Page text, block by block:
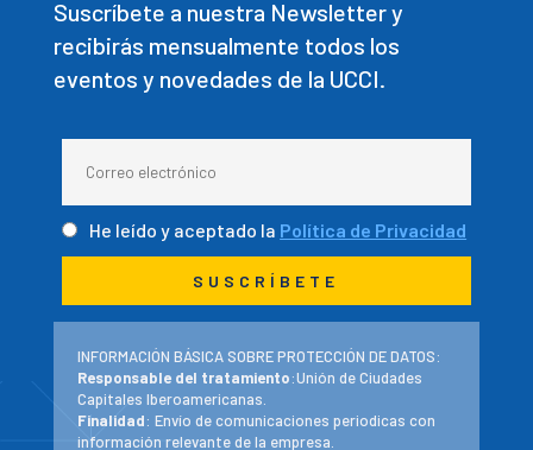
Suscríbete a nuestra Newsletter y
recibirás mensualmente todos los
eventos y novedades de la UCCI.
He leído y aceptado la Política de Privacidad
INFORMACIÓN BÁSICA SOBRE PROTECCIÓN DE DATOS:
Responsable del tratamiento:Unión de Ciudades
Capitales Iberoamericanas.
Finalidad: Envío de comunicaciones periodicas con
información relevante de la empresa.